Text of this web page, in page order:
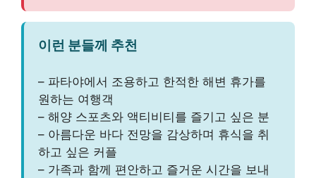
이런 분들께 추천
– 파타야에서 조용하고 한적한 해변 휴가를
원하는 여행객
– 해양 스포츠와 액티비티를 즐기고 싶은 분
– 아름다운 바다 전망을 감상하며 휴식을 취
하고 싶은 커플
– 가족과 함께 편안하고 즐거운 시간을 보내